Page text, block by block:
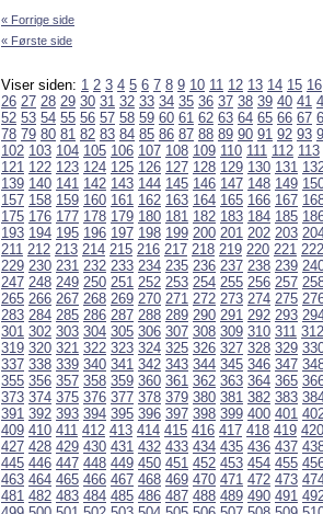
« Forrige side
« Første side
Viser siden: 1 2 3 4 5 6 7 8 9 10 11 12 13 14 15 16
26 27 28 29 30 31 32 33 34 35 36 37 38 39 40 41
52 53 54 55 56 57 58 59 60 61 62 63 64 65 66 67
78 79 80 81 82 83 84 85 86 87 88 89 90 91 92 93
102 103 104 105 106 107 108 109 110 111 112 113
121 122 123 124 125 126 127 128 129 130 131
139 140 141 142 143 144 145 146 147 148 149
157 158 159 160 161 162 163 164 165 166 167
175 176 177 178 179 180 181 182 183 184 185
193 194 195 196 197 198 199 200 201 202 203
211 212 213 214 215 216 217 218 219 220 221 222
229 230 231 232 233 234 235 236 237 238 239
247 248 249 250 251 252 253 254 255 256 257
265 266 267 268 269 270 271 272 273 274 275
283 284 285 286 287 288 289 290 291 292 293
301 302 303 304 305 306 307 308 309 310 311 312
319 320 321 322 323 324 325 326 327 328 329
337 338 339 340 341 342 343 344 345 346 347
355 356 357 358 359 360 361 362 363 364 365
373 374 375 376 377 378 379 380 381 382 383
391 392 393 394 395 396 397 398 399 400 401
409 410 411 412 413 414 415 416 417 418 419 420
427 428 429 430 431 432 433 434 435 436 437
445 446 447 448 449 450 451 452 453 454 455
463 464 465 466 467 468 469 470 471 472 473
481 482 483 484 485 486 487 488 489 490 491